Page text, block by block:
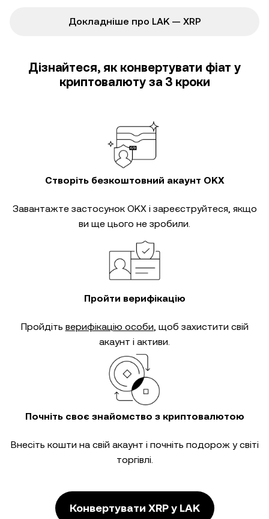
Докладніше про LAK — XRP
Дізнайтеся, як конвертувати фіат у
криптовалюту за 3 кроки
Створіть безкоштовний акаунт OKX
Завантажте застосунок OKX і зареєструйтеся, якщо
ви ще цього не зробили.
Пройти верифікацію
Пройдіть верифікацію особи, щоб захистити свій
акаунт і активи.
Почніть своє знайомство з криптовалютою
Внесіть кошти на свій акаунт і почніть подорож у світі
торгівлі.
Конвертувати XRP у LAK